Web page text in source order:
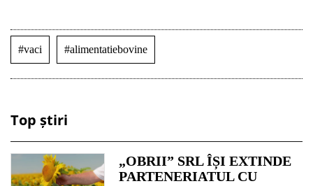
#vaci #alimentatiebovine
Top știri
„OBRII” SRL ÎȘI EXTINDE
PARTENERIATUL CU